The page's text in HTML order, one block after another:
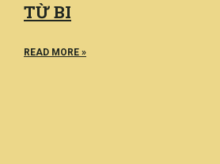
TỪ BI
READ MORE »